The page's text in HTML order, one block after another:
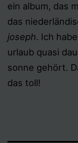
ein album, das
das
joseph. Ich
urlaub quasi
sonne gehört.
das toll!